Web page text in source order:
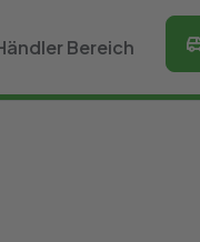
Bereich